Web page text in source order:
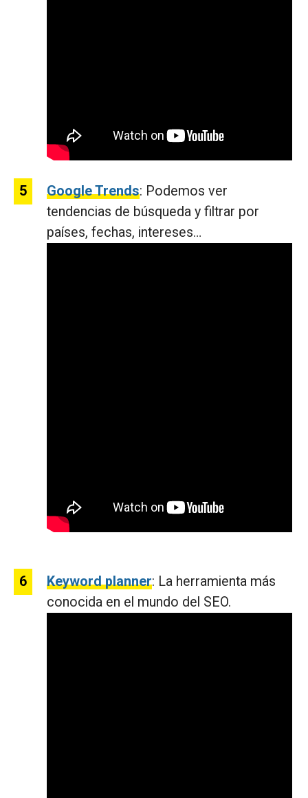
Google Trends: Podemos ver
tendencias de búsqueda y filtrar por
países, fechas, intereses…
Keyword planner: La herramienta más
conocida en el mundo del SEO.